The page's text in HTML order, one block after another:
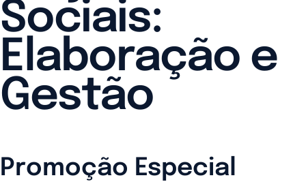
Sociais:
Elaboração e
Gestão
Promoção Especial